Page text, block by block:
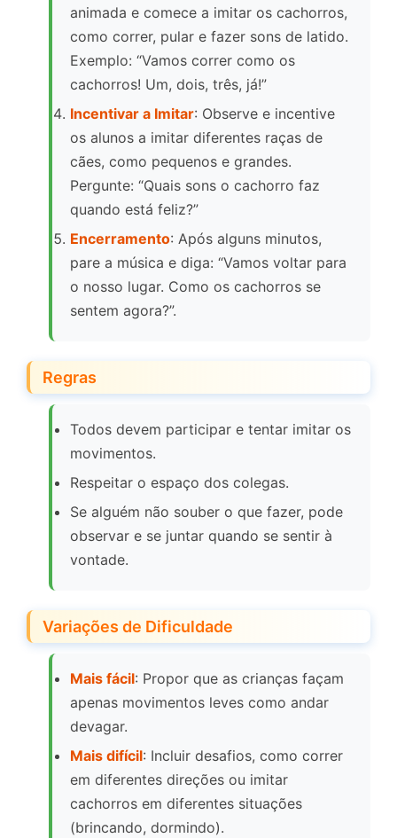
animada e comece a imitar os cachorros,
como correr, pular e fazer sons de latido.
Exemplo: “Vamos correr como os
cachorros! Um, dois, três, já!”
Incentivar a Imitar: Observe e incentive
os alunos a imitar diferentes raças de
cães, como pequenos e grandes.
Pergunte: “Quais sons o cachorro faz
quando está feliz?”
Encerramento: Após alguns minutos,
pare a música e diga: “Vamos voltar para
o nosso lugar. Como os cachorros se
sentem agora?”.
Regras
Todos devem participar e tentar imitar os
movimentos.
Respeitar o espaço dos colegas.
Se alguém não souber o que fazer, pode
observar e se juntar quando se sentir à
vontade.
Variações de Dificuldade
Mais fácil: Propor que as crianças façam
apenas movimentos leves como andar
devagar.
Mais difícil: Incluir desafios, como correr
em diferentes direções ou imitar
cachorros em diferentes situações
(brincando, dormindo).